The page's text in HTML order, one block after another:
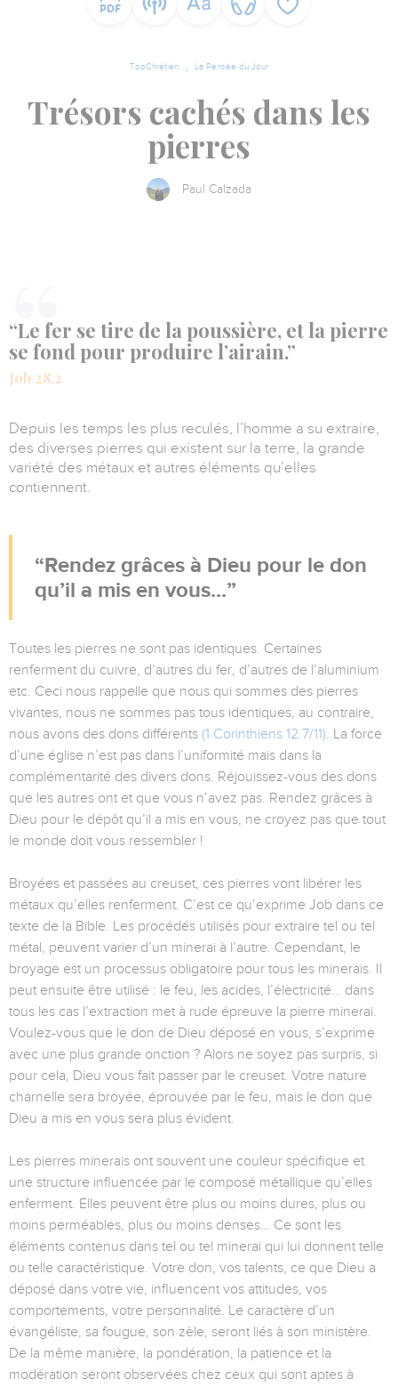
TopChrétien La Pensée du Jour
Trésors cachés dans les
pierres
Paul Calzada
“Le fer se tire de la poussière, et la pierre
se fond pour produire l’airain.”
Job 28.2
Depuis les temps les plus reculés, l’homme a su extraire,
des diverses pierres qui existent sur la terre, la grande
variété des métaux et autres éléments qu’elles
contiennent.
Rendez grâces à Dieu pour le don
qu’il a mis en vous...
Toutes les pierres ne sont pas identiques. Certaines
renferment du cuivre, d’autres du fer, d’autres de l’aluminium
etc. Ceci nous rappelle que nous qui sommes des pierres
vivantes, nous ne sommes pas tous identiques, au contraire,
nous avons des dons différents (1 Corinthiens 12.7/11). La force
d’une église n’est pas dans l’uniformité mais dans la
complémentarité des divers dons. Réjouissez-vous des dons
que les autres ont et que vous n’avez pas. Rendez grâces à
Dieu pour le dépôt qu’il a mis en vous, ne croyez pas que tout
le monde doit vous ressembler !
Broyées et passées au creuset, ces pierres vont libérer les
métaux qu’elles renferment. C’est ce qu’exprime Job dans ce
texte de la Bible. Les procédés utilisés pour extraire tel ou tel
métal, peuvent varier d’un minerai à l’autre. Cependant, le
broyage est un processus obligatoire pour tous les minerais. Il
peut ensuite être utilisé : le feu, les acides, l’électricité… dans
tous les cas l’extraction met à rude épreuve la pierre minerai.
Voulez-vous que le don de Dieu déposé en vous, s’exprime
avec une plus grande onction ? Alors ne soyez pas surpris, si
pour cela, Dieu vous fait passer par le creuset. Votre nature
charnelle sera broyée, éprouvée par le feu, mais le don que
Dieu a mis en vous sera plus évident.
Les pierres minerais ont souvent une couleur spécifique et
une structure influencée par le composé métallique qu’elles
enferment. Elles peuvent être plus ou moins dures, plus ou
moins perméables, plus ou moins denses… Ce sont les
éléments contenus dans tel ou tel minerai qui lui donnent telle
ou telle caractéristique. Votre don, vos talents, ce que Dieu a
déposé dans votre vie, influencent vos attitudes, vos
comportements, votre personnalité. Le caractère d’un
évangéliste, sa fougue, son zèle, seront liés à son ministère.
De la même manière, la pondération, la patience et la
modération seront observées chez ceux qui sont aptes à